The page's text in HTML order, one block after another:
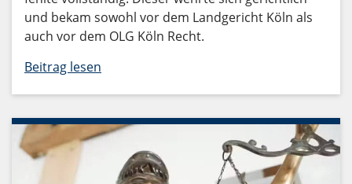
und bekam sowohl vor dem Landgericht Köln als
auch vor dem OLG Köln Recht.
Beitrag lesen